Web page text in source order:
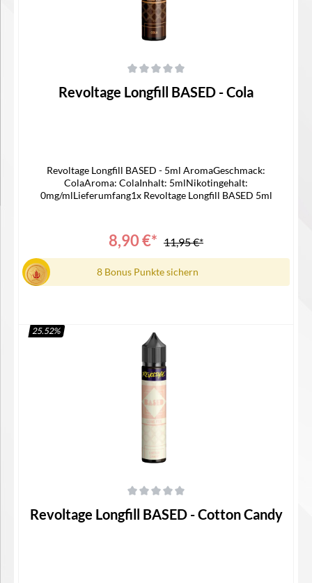
Revoltage Longfill BASED - Cola
Revoltage Longfill BASED - 5ml AromaGeschmack:
ColaAroma: ColaInhalt: 5mlNikotingehalt:
0mg/mlLieferumfang1x Revoltage Longfill BASED 5ml
8,90 €* 11,95 €*
8 Bonus Punkte sichern
In den Warenkorb
25.52%
Revoltage Longfill BASED - Cotton Candy